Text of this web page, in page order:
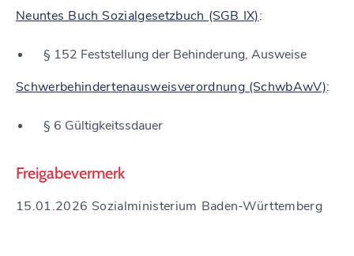
Neuntes Buch Sozialgesetzbuch (SGB IX):
§ 152 Feststellung der Behinderung, Ausweise
Schwerbehindertenausweisverordnung (SchwbAwV):
§ 6 Gültigkeitssdauer
Freigabevermerk
15.01.2026 Sozialministerium Baden-Württemberg